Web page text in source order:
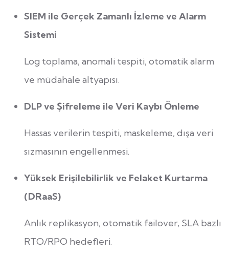
SIEM ile Gerçek Zamanlı İzleme ve Alarm
Sistemi
Log toplama, anomali tespiti, otomatik alarm
ve müdahale altyapısı.
DLP ve Şifreleme ile Veri Kaybı Önleme
Hassas verilerin tespiti, maskeleme, dışa veri
sızmasının engellenmesi.
Yüksek Erişilebilirlik ve Felaket Kurtarma
(DRaaS)
Anlık replikasyon, otomatik failover, SLA bazlı
RTO/RPO hedefleri.